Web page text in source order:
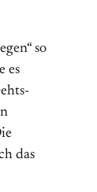
so
es
das